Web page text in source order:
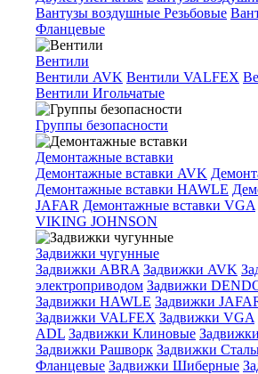
Вантузы воздушные Резьбовые
Фланцевые
Вентили
Вентили AVK Вентили VALFEX
Вентили Игольчатые
Группы безопасности
Демонтажные вставки
Демонтажные вставки AVK
Демонтажные вставки HAWLE
JAFAR Демонтажные вставки VGA
VIKING JOHNSON
Задвижки чугунные
Задвижки ABRA Задвижки AVK
электроприводом Задвижки
Задвижки HAWLE Задвижки
Задвижки VALFEX Задвижки VGA
ADL Задвижки Клиновые
Задвижки Рашворк Задвижки
Фланцевые Задвижки Шиберные